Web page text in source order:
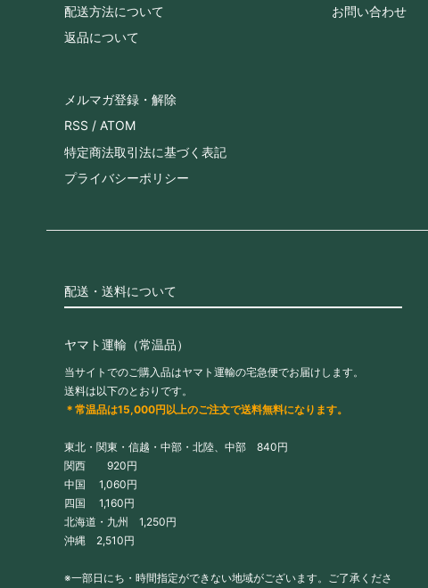
配送方法について
返品について
お問い合わせ
メルマガ登録・解除
RSS / ATOM
特定商法取引法に基づく表記
プライバシーポリシー
配送・送料について
ヤマト運輸（常温品）
当サイトでのご購入品はヤマト運輸の宅急便でお届けします。
送料は以下のとおりです。
＊常温品は15,000円以上のご注文で送料無料になります。
東北・関東・信越・中部・北陸、中部 840円
関西 920円
中国 1,060円
四国 1,160円
北海道・九州 1,250円
沖縄 2,510円
※一部日にち・時間指定ができない地域がございます。ご了承くださ